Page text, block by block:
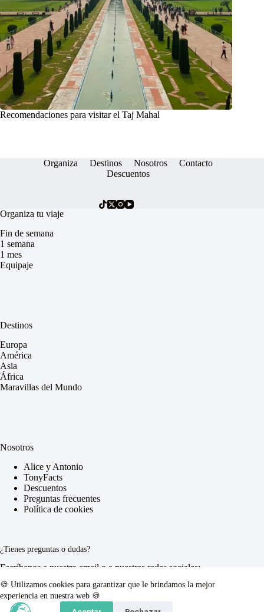
🍪 Utilizamos cookies para garantizar que le brindamos la mejor
experiencia en nuestra web 🍪
Recomendaciones para visitar el Taj Mahal
Organiza Destinos Nosotros
Contacto
Descuentos
Organiza tu viaje
Fin de semana
1 semana
1 mes
Equipaje
Destinos
Europa
América
Asia
África
Maravillas del Mundo
Nosotros
Alice y Antonio
TonyFacts
Descuentos
Preguntas frecuentes
Política de cookies
¿Tienes preguntas o dudas?
Escríbenos a nuestro email o a nuestras redes sociales:
Correo electrónico:
contacto@a2travelers.com